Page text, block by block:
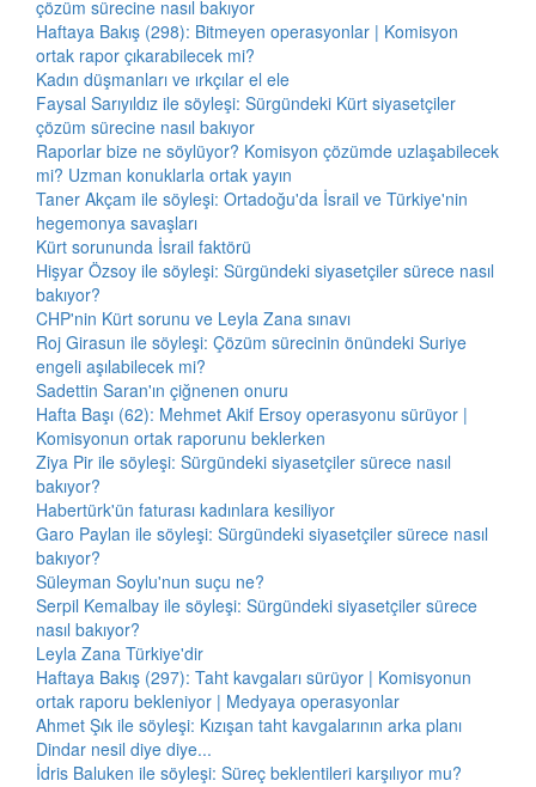
çözüm sürecine nasıl bakıyor
Haftaya Bakış (298): Bitmeyen operasyonlar | Komisyon
ortak rapor çıkarabilecek mi?
Kadın düşmanları ve ırkçılar el ele
Faysal Sarıyıldız ile söyleşi: Sürgündeki Kürt siyasetçiler
çözüm sürecine nasıl bakıyor
Raporlar bize ne söylüyor? Komisyon çözümde uzlaşabilecek
mi? Uzman konuklarla ortak yayın
Taner Akçam ile söyleşi: Ortadoğu'da İsrail ve Türkiye'nin
hegemonya savaşları
Kürt sorununda İsrail faktörü
Hişyar Özsoy ile söyleşi: Sürgündeki siyasetçiler sürece nasıl
bakıyor?
CHP'nin Kürt sorunu ve Leyla Zana sınavı
Roj Girasun ile söyleşi: Çözüm sürecinin önündeki Suriye
engeli aşılabilecek mi?
Sadettin Saran'ın çiğnenen onuru
Hafta Başı (62): Mehmet Akif Ersoy operasyonu sürüyor |
Komisyonun ortak raporunu beklerken
Ziya Pir ile söyleşi: Sürgündeki siyasetçiler sürece nasıl
bakıyor?
Habertürk'ün faturası kadınlara kesiliyor
Garo Paylan ile söyleşi: Sürgündeki siyasetçiler sürece nasıl
bakıyor?
Süleyman Soylu'nun suçu ne?
Serpil Kemalbay ile söyleşi: Sürgündeki siyasetçiler sürece
nasıl bakıyor?
Leyla Zana Türkiye'dir
Haftaya Bakış (297): Taht kavgaları sürüyor | Komisyonun
ortak raporu bekleniyor | Medyaya operasyonlar
Ahmet Şık ile söyleşi: Kızışan taht kavgalarının arka planı
Dindar nesil diye diye...
İdris Baluken ile söyleşi: Süreç beklentileri karşılıyor mu?